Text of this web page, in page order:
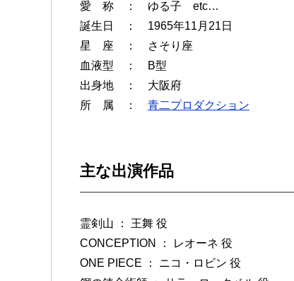
愛 称 ： ゆる子 etc…
誕生日 ： 1965年11月21日
星 座 ： さそり座
血液型 ： B型
出身地 ： 大阪府
所 属 ： 青二プロダクション
主な出演作品
霊剣山 ： 王舞 役
CONCEPTION ： レオーネ 役
ONE PIECE ： ニコ・ロビン 役